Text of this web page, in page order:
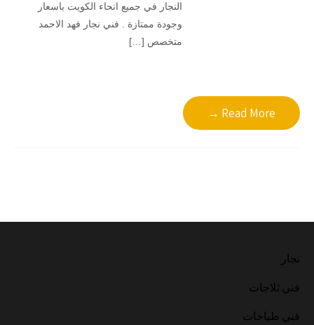
النجار في جميع انحاء الكويت باسعار
وجودة ممتازة . فني نجار فهد الاحمد
متخصص […]
Read More →
نجار
فني ثلاجات
فني طباخات